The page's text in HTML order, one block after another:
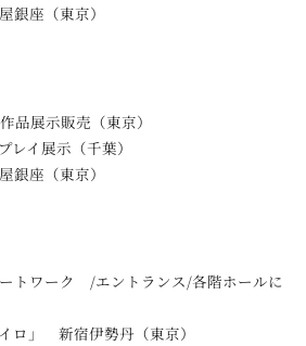
銀座（東京）
展示販売（東京）
イ展示（千葉）
銀座（東京）
トワーク /エントランス/各階ホールに
ロ」 新宿伊勢丹（東京）